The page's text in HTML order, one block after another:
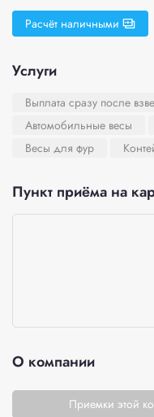
Расчёт наличными
Услуги
Выплата сразу после
Автомобильные весы
Весы для фур
Пункт приёма на
О компании
Приемки этой